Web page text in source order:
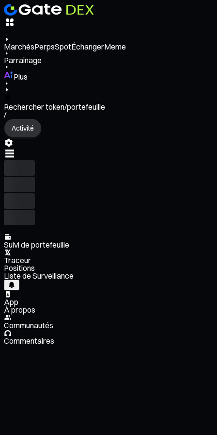
MarchésPerpsSpotÉchangerMeme
Parrainage
Plus
Rechercher token/portefeuille
/
Activité
Suivi de portefeuille
Traceur
Positions
Liste de Surveillance
App
À propos
Communautés
Commentaires